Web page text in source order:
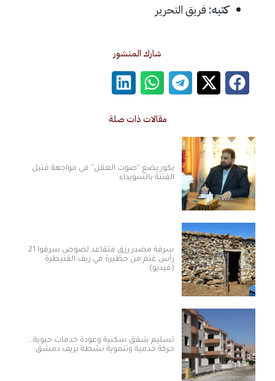
فريق التحرير
شارك المنشور
مقالات ذات صلة
بكور يضع “صوت العقل” في مواجهة فتيل
الفتنة بالسويداء
سرقة مصدر رزق متقاعد لصوص سرقوا 21
رأس غنم من حظيرة في ريف القنيطرة
(فيديو)
تسليم شقق سكنية وعودة خدمات حيوية..
حركة خدمية وتنموية نشطة بريف دمشق